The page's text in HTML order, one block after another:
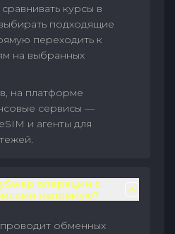
курсы в
подходящие
переходить к
на выбранных
на платформе
сервисы —
и агенты для
операции с
напрямую?
обменных